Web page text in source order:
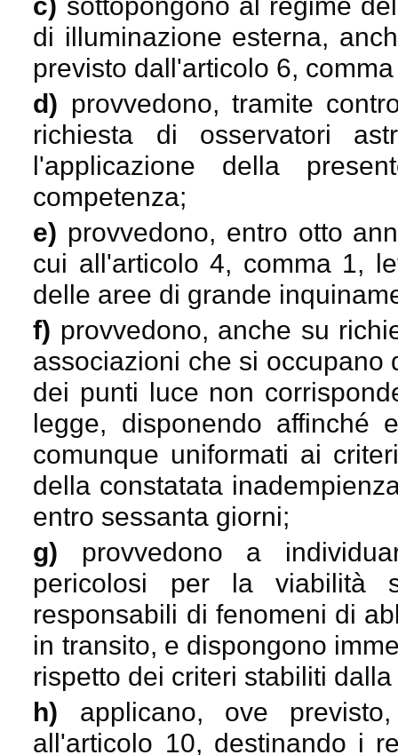
di illuminazione esterna,
previsto dall'articolo 6,
d) provvedono, tramite
richiesta di osservatori
l'applicazione della
competenza;
e) provvedono, entro otto
cui all'articolo 4, comma 1,
delle aree di grande
f) provvedono, anche su
associazioni che si occupano
dei punti luce non
legge, disponendo affinché
comunque uniformati ai
della constatata
entro sessanta giorni;
g) provvedono a
pericolosi per la viabilità
responsabili di fenomeni di
in transito, e dispongono
rispetto dei criteri stabiliti
h) applicano, ove
all'articolo 10, destinando i